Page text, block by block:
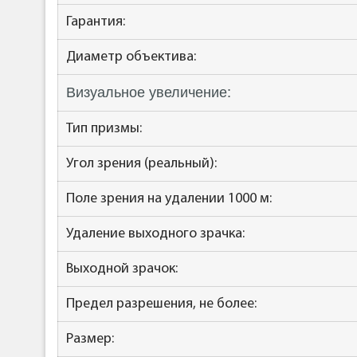
Гарантия:
Диаметр объектива:
Визуальное увеличение:
Тип призмы:
Угол зрения (реальный):
Поле зрения на удалении 1000 м:
Удаление выходного зрачка:
Выходной зрачок:
Предел разрешения, не более:
Размер: